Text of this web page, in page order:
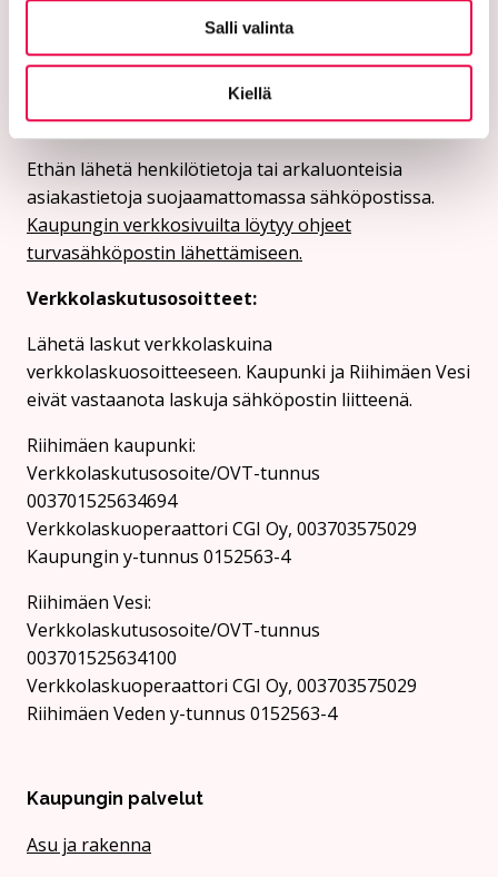
Salli valinta
Kiellä
Sähköpostiosoitteet:
Turvasähköpostiosoite:
Ethän lähetä henkilötietoja tai arkaluonteisia
asiakastietoja suojaamattomassa sähköpostissa.
Kaupungin verkkosivuilta löytyy ohjeet
turvasähköpostin lähettämiseen.
Verkkolaskutusosoitteet:
Lähetä laskut verkkolaskuina
verkkolaskuosoitteeseen. Kaupunki ja Riihimäen Vesi
eivät vastaanota laskuja sähköpostin liitteenä.
Riihimäen kaupunki:
Verkkolaskutusosoite/OVT-tunnus
003701525634694
Verkkolaskuoperaattori CGI Oy, 003703575029
Kaupungin y-tunnus 0152563-4
Rii­hi­mäen Vesi:
Verkkolaskutusosoite/OVT-tunnus
003701525634100
Verkkolaskuoperaattori CGI Oy, 003703575029
Riihimäen Veden y-tunnus 0152563-4
Kaupungin palvelut
Asu ja rakenna